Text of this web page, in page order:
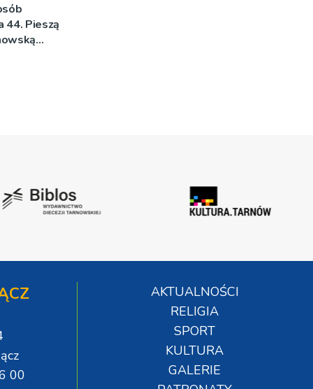
44. Pieszą
00
AKTUALNOŚCI
RELIGIA
SPORT
KULTURA
GALERIE